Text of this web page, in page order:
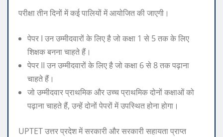
परीक्षा तीन दिनों में कई पालियों में आयोजित की जाएगी।
पेपर I उन उम्मीदवारों के लिए है जो कक्षा 1 से 5 तक के लिए
शिक्षक बनना चाहते हैं।
पेपर II उन उम्मीदवारों के लिए है जो कक्षा 6 से 8 तक पढ़ाना
चाहते हैं।
जो उम्मीदवार प्राथमिक और उच्च प्राथमिक दोनों कक्षाओं को
पढ़ाना चाहते हैं, उन्हें दोनों पेपरों में उपस्थित होना होगा।
UPTET उत्तर प्रदेश में सरकारी और सरकारी सहायता प्राप्त